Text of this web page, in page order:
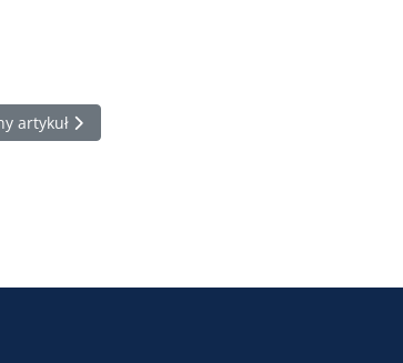
artykuł: "Skąd się wybrałem, po co i dlaczego?''
artykuł